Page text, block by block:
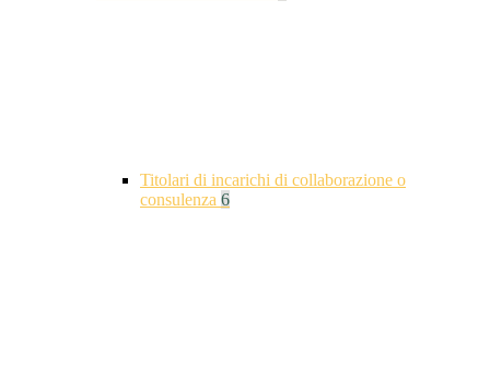
Titolari di incarichi di collaborazione o
consulenza 6